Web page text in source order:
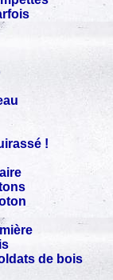
!
de bois